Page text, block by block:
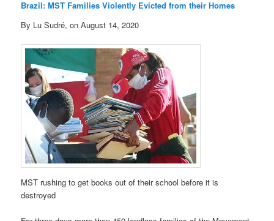
Brazil: MST Families Violently Evicted from their Homes
By Lu Sudré, on August 14, 2020
MST rushing to get books out of their school before it is
destroyed